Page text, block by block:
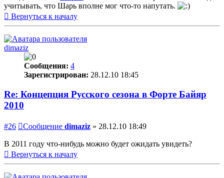
учитывать, что Шарь вполне мог что-то напутать.
Вернуться к началу
dimaziz
Сообщения: 4
Зарегистрирован: 28.12.10 18:45
Re: Концепция Русского сезона в Форте Байяр
2010
#26 Сообщение dimaziz » 28.12.10 18:49
В 2011 году что-нибудь можно будет ожидать увидеть?
Вернуться к началу